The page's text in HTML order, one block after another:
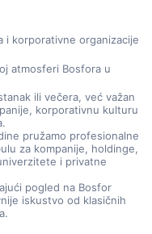
i korporativne organizacije
atmosferi Bosfora u
ili večera, već važan
korporativnu kulturu
pružamo profesionalne
za kompanije, holdinge,
i privatne
pogled na Bosfor
iskustvo od klasičnih